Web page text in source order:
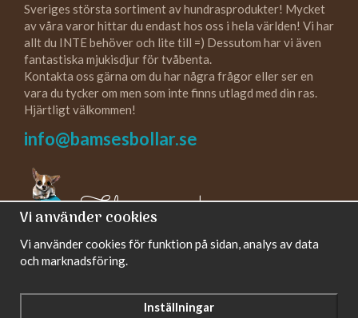
Sveriges största sortiment av hundrasprodukter! Mycket
av våra varor hittar du endast hos oss i hela världen! Vi har
allt du INTE behöver och lite till =) Dessutom har vi även
fantastiska mjukisdjur för tvåbenta.
Kontakta oss gärna om du har några frågor eller ser en
vara du tycker om men som inte finns utlagd med din ras.
Hjärtligt välkommen!
info@bamsesbollar.se
Följ oss gärna!
Vi använder cookies
Vi använder cookies för funktion på sidan, analys av data
och marknadsföring.
Inställningar